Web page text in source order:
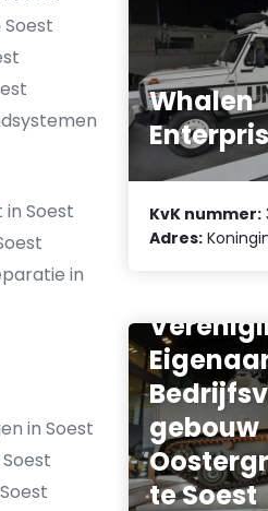
Soest
in
in Soest
Whalen
KvK nummer:
Adres:
gebouw
te Soest